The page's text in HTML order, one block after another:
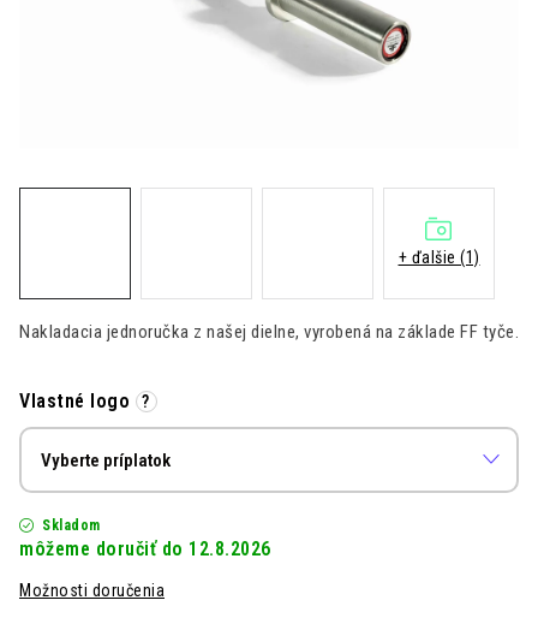
Moja objednávka Hodnotenie obchodu
Nakladacia jednoručka z našej dielne, vyrobená na základe FF tyče.
Vlastné logo ?
Skladom
12.8.2026
Možnosti doručenia
+ ďalšie (1)